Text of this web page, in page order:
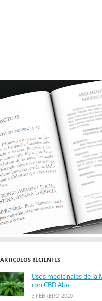
ARTÍCULOS RECIENTES
Usos medicinales de la
con CBD Alto
3 FEBRERO 2020